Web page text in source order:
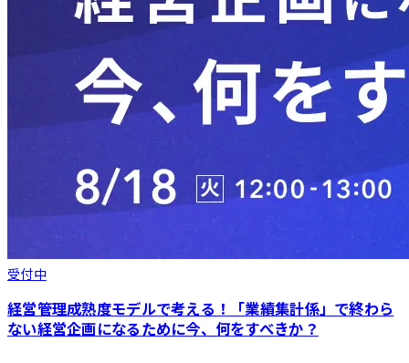
受付中
経営管理成熟度モデルで考える！「業績集計係」で終わら
ない経営企画になるために今、何をすべきか？